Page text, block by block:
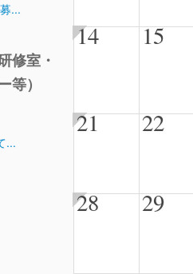
...
修室・
等）
...
14 15
21 22
28 29